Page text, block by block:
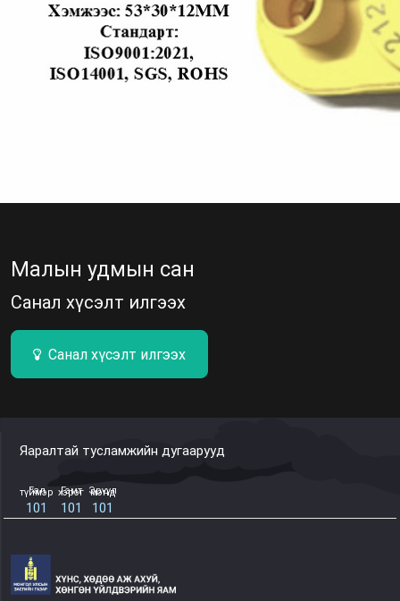
Малын удмын сан
Санал хүсэлт илгээх
Санал хүсэлт илгээх
Яаралтай тусламжийн дугаарууд
Гал түймэр
101
Гэмт хэрэг
101
Эрүүл мэнд
101